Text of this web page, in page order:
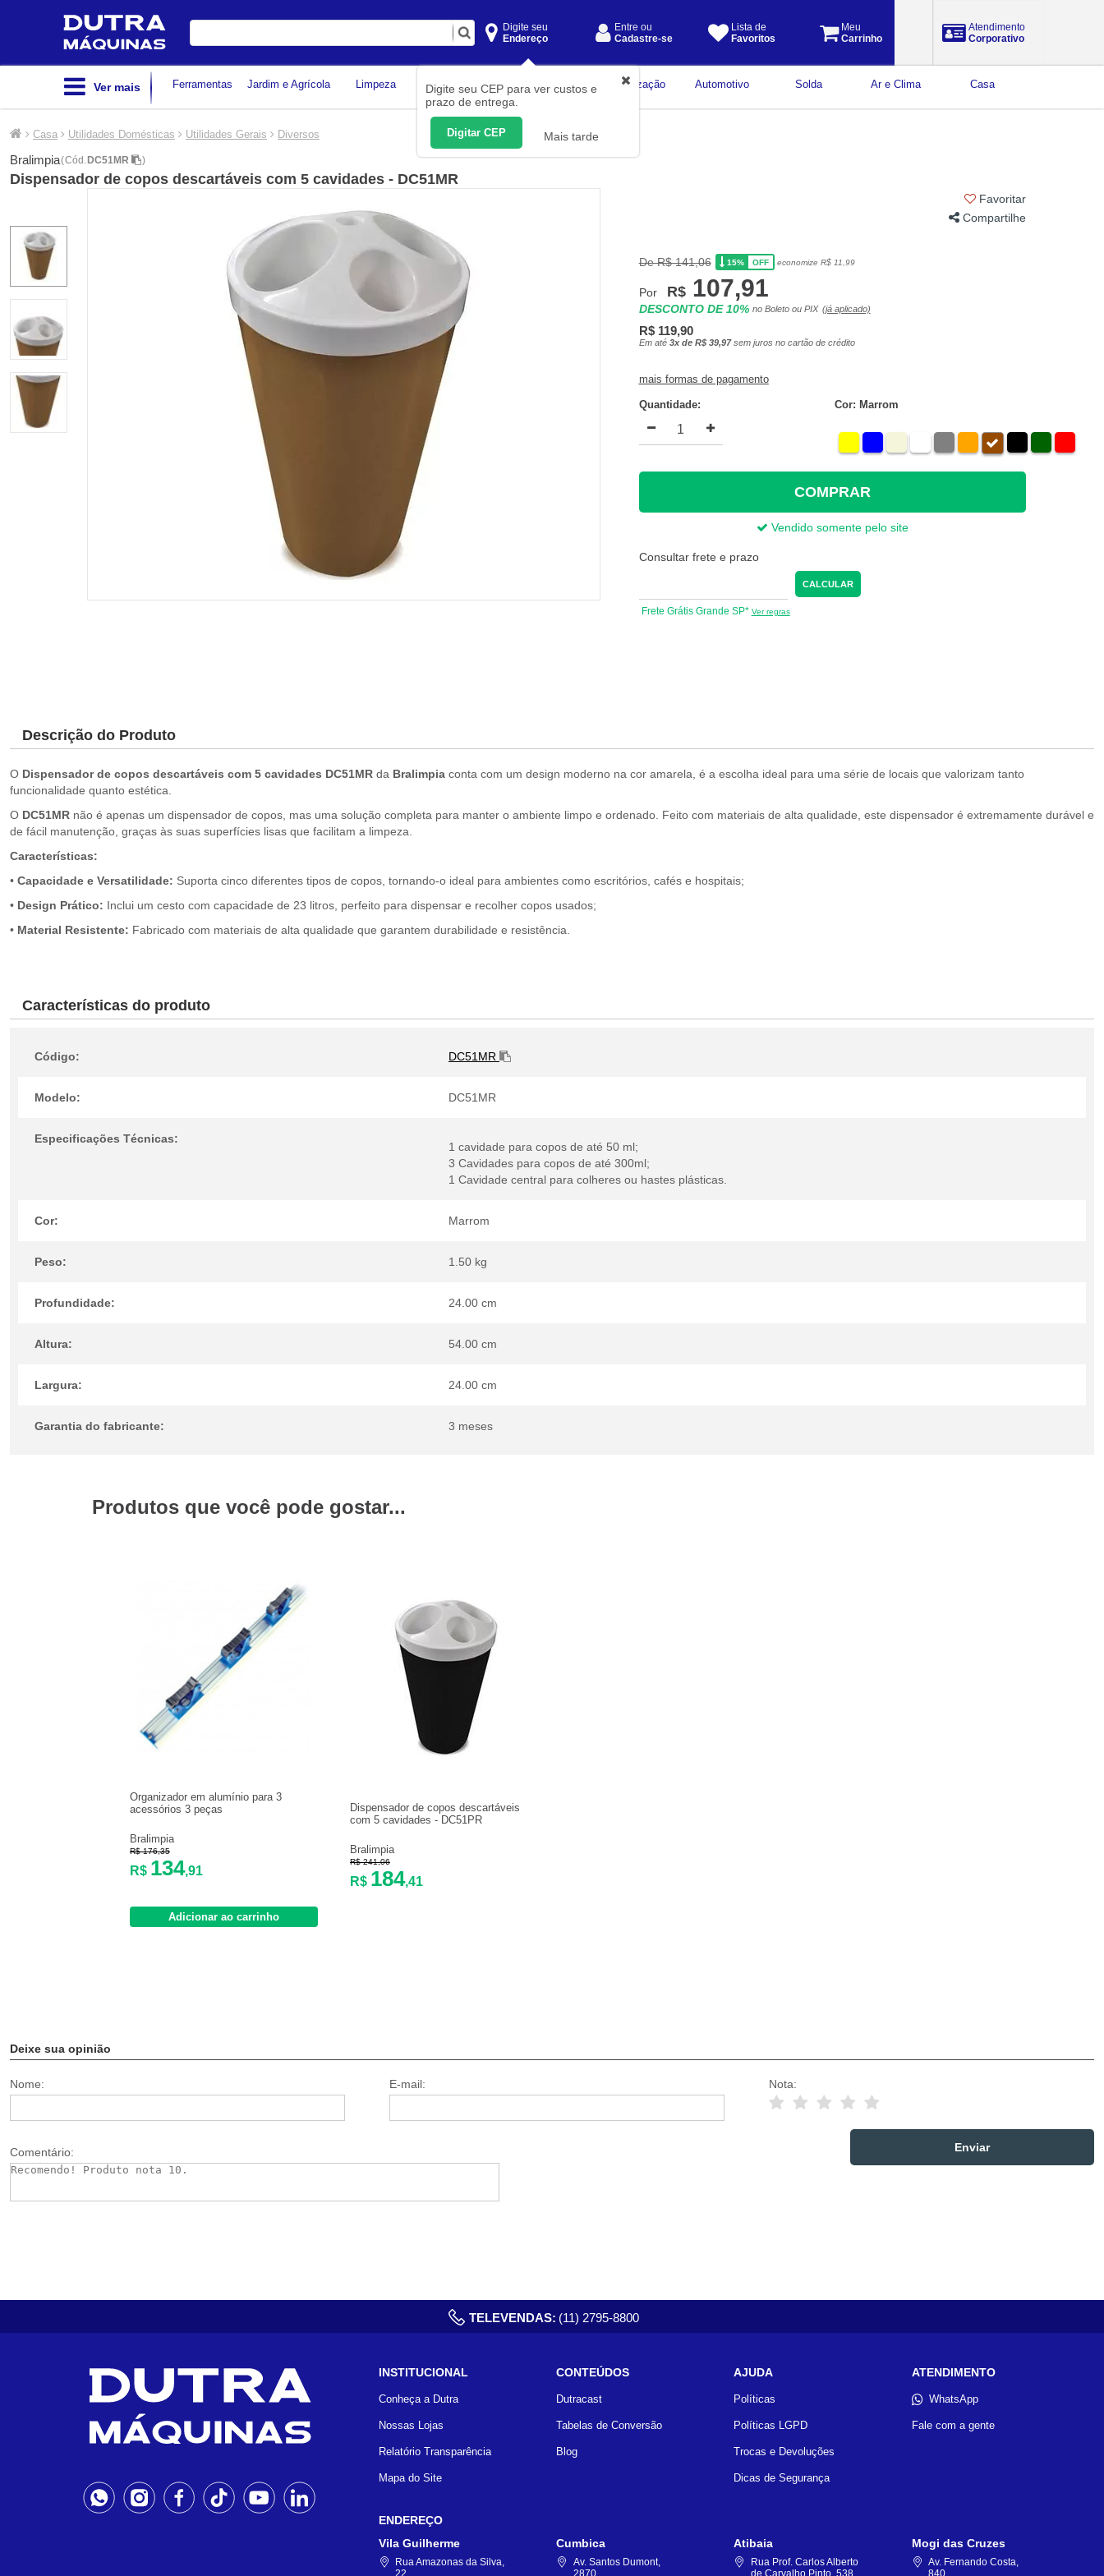
Digite
Digite seu
Endereço
Digite seu CEP para ver custos e
prazo de entrega.
Digitar CEP Mais tarde
Entre ou
Cadastre-se
Lista de
Favoritos
Meu
Carrinho
Atendimento
Corporativo
Ver mais Ferramentas Jardim e Agrícola Limpeza Construção Civil
Medição
Organização Automotivo Solda Ar e Clima Casa
Casa Utilidades Domésticas Utilidades Gerais Diversos
Bralimpia(Cód. DC51MR )
Dispensador de copos descartáveis com 5 cavidades - DC51MR
Favoritar
Compartilhe
De R$ 141,06 15% OFF economize R$ 11,99
Por R$ 107,91
DESCONTO DE 10% no Boleto ou PIX (já aplicado)
R$ 119,90
Em até 3x de R$ 39,97sem juros no cartão de crédito
mais formas de pagamento
Quantidade: Cor: Marrom
COMPRAR
Vendido somente pelo site
Consultar frete e prazo
CALCULAR
Frete Grátis Grande SP* Ver regras
Descrição do Produto
O Dispensador de copos descartáveis com 5 cavidades DC51MR da Bralimpia conta com um design moderno na cor amarela, é a escolha ideal para uma série de locais que valorizam tanto
funcionalidade quanto estética.
O DC51MR não é apenas um dispensador de copos, mas uma solução completa para manter o ambiente limpo e ordenado. Feito com materiais de alta qualidade, este dispensador é extremamente durável e
de fácil manutenção, graças às suas superfícies lisas que facilitam a limpeza.
Características:
• Capacidade e Versatilidade: Suporta cinco diferentes tipos de copos, tornando-o ideal para ambientes como escritórios, cafés e hospitais;
• Design Prático: Inclui um cesto com capacidade de 23 litros, perfeito para dispensar e recolher copos usados;
• Material Resistente: Fabricado com materiais de alta qualidade que garantem durabilidade e resistência.
Características do produto
Código: DC51MR
Modelo: DC51MR
Especificações Técnicas:
1 cavidade para copos de até 50 ml;
3 Cavidades para copos de até 300ml;
1 Cavidade central para colheres ou hastes plásticas.
Cor: Marrom
Peso: 1.50 kg
Profundidade: 24.00 cm
Altura: 54.00 cm
Largura: 24.00 cm
Garantia do fabricante: 3 meses
Produtos que você pode gostar...
Organizador em alumínio para 3
acessórios 3 peças
Bralimpia
R$ 176,35
R$ 134,91
Adicionar ao carrinho
Dispensador de copos descartáveis
com 5 cavidades - DC51PR
Bralimpia
R$ 241,06
R$ 184,41
Deixe sua opinião
Nome: E-mail: Nota:
Comentário:
TELEVENDAS: (11) 2795-8800
INSTITUCIONAL
Conheça a Dutra
Nossas Lojas
Relatório Transparência
Mapa do Site
CONTEÚDOS
Dutracast
Tabelas de Conversão
Blog
AJUDA
Políticas
Políticas LGPD
Trocas e Devoluções
Dicas de Segurança
ATENDIMENTO
WhatsApp
Fale com a gente
ENDEREÇO
Vila Guilherme
Rua Amazonas da Silva,
22
Cumbica
Av. Santos Dumont,
2870
Atibaia
Rua Prof. Carlos Alberto
de Carvalho Pinto, 538
Mogi das Cruzes
Av. Fernando Costa,
840